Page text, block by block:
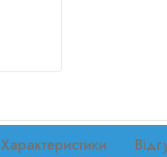
Характеристики